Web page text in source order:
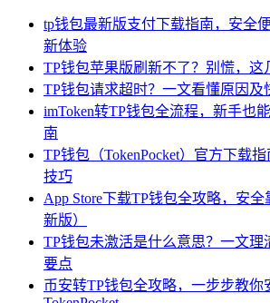
tp钱包最新版支付下载指南，安全
新体验
TP钱包苹果版刷新不了？别慌，这
TP钱包请求超时？一文看懂原因及
imToken转TP钱包全流程，新手也
南
TP钱包（TokenPocket）官方下载
技巧
App Store下载TP钱包全攻略，安
新版）
TP钱包未激活是什么意思？一文理
要点
币安转TP钱包全攻略，一步步教你